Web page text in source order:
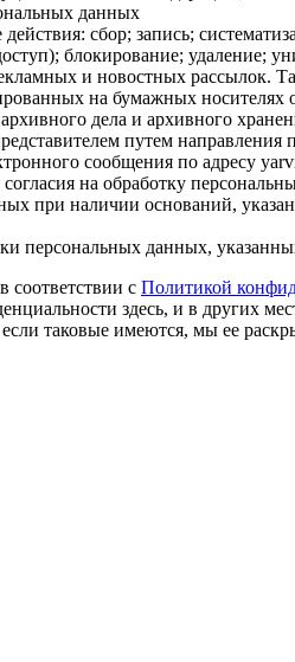
данных
сбор; запись;
блокирование; удаление;
и новостных рассылок.
на бумажных
дела и архивного
путем
сообщения по адресу
согласия на обработку
при наличии оснований,
персональных данных,
с Политикой
здесь, и в других
таковые имеются, мы ее